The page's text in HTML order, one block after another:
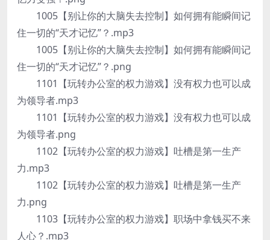
1005【别让你的大脑失去控制】如何拥有能瞬间记
住一切的“天才记忆”？.mp3
1005【别让你的大脑失去控制】如何拥有能瞬间记
住一切的“天才记忆”？.png
1101【玩转办公室的权力游戏】没有权力也可以成
为领导者.mp3
1101【玩转办公室的权力游戏】没有权力也可以成
为领导者.png
1102【玩转办公室的权力游戏】吐槽是第一生产
力.mp3
1102【玩转办公室的权力游戏】吐槽是第一生产
力.png
1103【玩转办公室的权力游戏】职场中拿钱买不来
人心？.mp3